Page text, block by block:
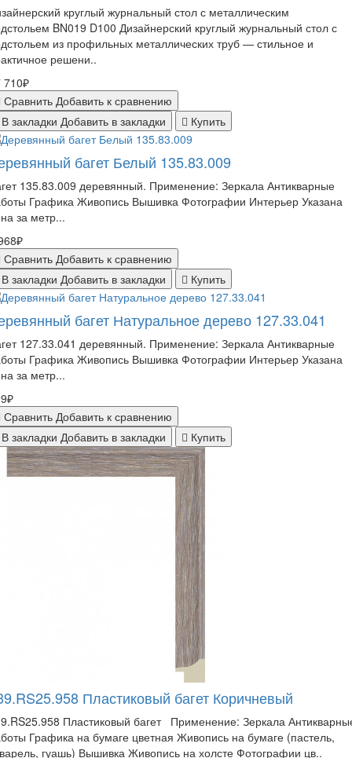
круглый журнальный стол с металлическим
BN019 D100 Дизайнерский круглый журнальный стол с
из профильных металлических труб — стильное и
решени..
710₽
Сравнить Добавить к сравнению
закладки Добавить в закладки Купить
багет Белый 135.83.009
135.83.009 деревянный. Применение: Зеркала Антикварные
Графика Живопись Вышивка Фотографии Интерьер Указана
за метр...
Сравнить Добавить к сравнению
закладки Добавить в закладки Купить
багет Натуральное дерево 127.33.041
127.33.041 деревянный. Применение: Зеркала Антикварные
Графика Живопись Вышивка Фотографии Интерьер Указана
за метр...
Сравнить Добавить к сравнению
закладки Добавить в закладки Купить
Пластиковый багет Коричневый
Пластиковый багет Применение: Зеркала
Графика на бумаге цветная Живопись на бумаге (пастель,
гуашь) Вышивка Живопись на холсте Фотографии цв..